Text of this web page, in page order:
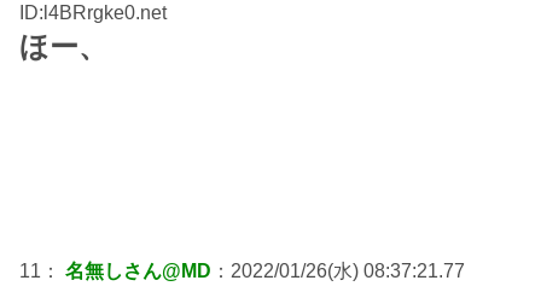
ID:l4BRrgke0.net
ほー、
11： 名無しさん@MD ：2022/01/26(水) 08:37:21.77